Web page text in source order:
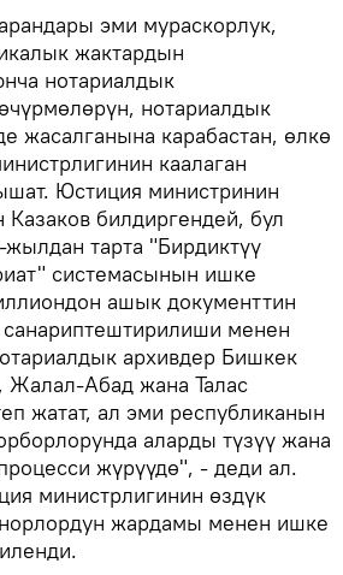
эми мураскорлук,
жактардын
нотариалдык
нотариалдык
жасалганына карабастан, өлкө
каалаган
Юстиция министринин
Казаков билдиргендей, бул
тарта "Бирдиктүү
системасынын ишке
ашык документтин
менен
архивдер Бишкек
Жалал-Абад жана Талас
жатат, ал эми республиканын
аларды түзүү жана
жүрүүдө", - деди ал.
министрлигинин өздүк
жардамы менен ишке